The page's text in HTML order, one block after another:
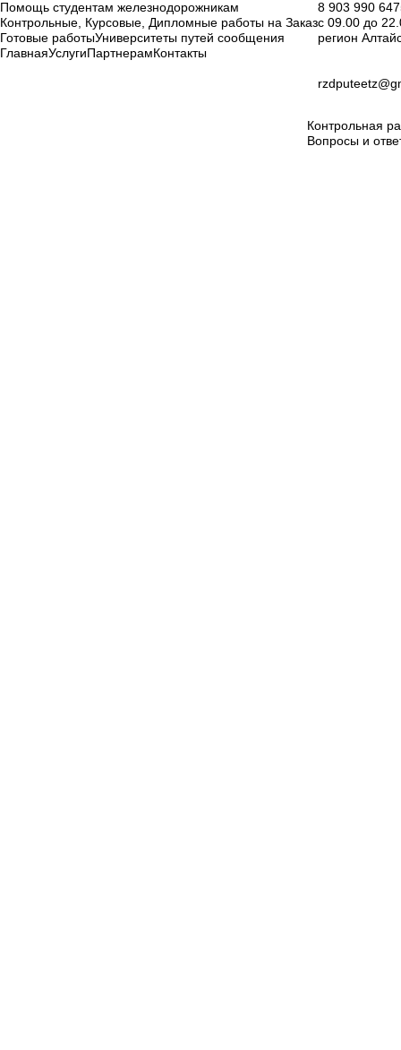
Помощь студентам железнодорожникам
Контрольные, Курсовые, Дипломные работы на Заказ
Готовые работыУниверситеты путей сообщения
ГлавнаяУслугиПартнерамКонтакты
8 903 990
с 09.00 до
регион
Контрольная
Вопросы и